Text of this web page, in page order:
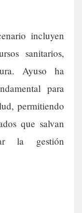
incluyen
sanitarios,
Ayuso ha
para
permitiendo
que salvan
la gestión